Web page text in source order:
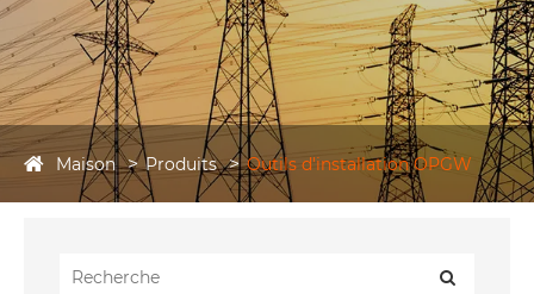
Maison Produits Outils d'installation OPGW